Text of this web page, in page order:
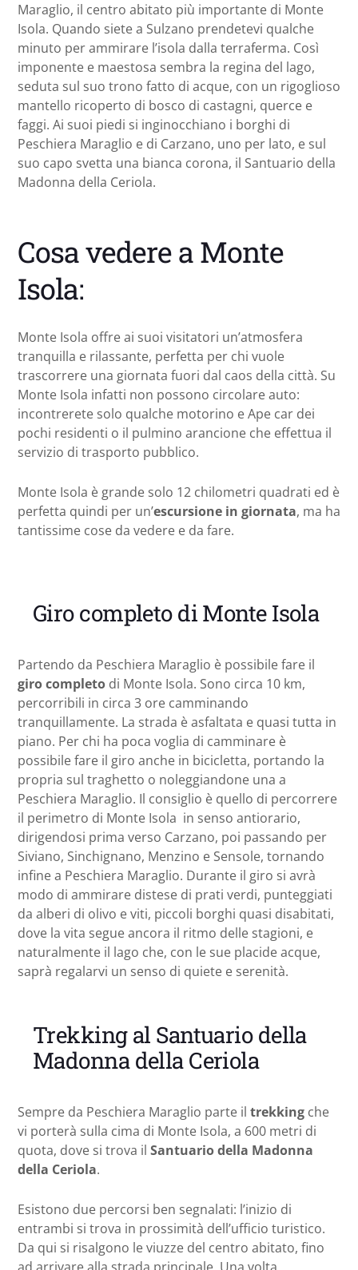
Maraglio, il centro abitato più importante di Monte
Isola. Quando siete a Sulzano prendetevi qualche
minuto per ammirare l’isola dalla terraferma. Così
imponente e maestosa sembra la regina del lago,
seduta sul suo trono fatto di acque, con un rigoglioso
mantello ricoperto di bosco di castagni, querce e
faggi. Ai suoi piedi si inginocchiano i borghi di
Peschiera Maraglio e di Carzano, uno per lato, e sul
suo capo svetta una bianca corona, il Santuario della
Madonna della Ceriola.
Cosa vedere a Monte
Isola:
Monte Isola offre ai suoi visitatori un’atmosfera
tranquilla e rilassante, perfetta per chi vuole
trascorrere una giornata fuori dal caos della città. Su
Monte Isola infatti non possono circolare auto:
incontrerete solo qualche motorino e Ape car dei
pochi residenti o il pulmino arancione che effettua il
servizio di trasporto pubblico.
Monte Isola è grande solo 12 chilometri quadrati ed è
perfetta quindi per un’escursione in giornata, ma ha
tantissime cose da vedere e da fare.
Giro completo di Monte Isola
Partendo da Peschiera Maraglio è possibile fare il
giro completo di Monte Isola. Sono circa 10 km,
percorribili in circa 3 ore camminando
tranquillamente. La strada è asfaltata e quasi tutta in
piano. Per chi ha poca voglia di camminare è
possibile fare il giro anche in bicicletta, portando la
propria sul traghetto o noleggiandone una a
Peschiera Maraglio. Il consiglio è quello di percorrere
il perimetro di Monte Isola in senso antiorario,
dirigendosi prima verso Carzano, poi passando per
Siviano, Sinchignano, Menzino e Sensole, tornando
infine a Peschiera Maraglio. Durante il giro si avrà
modo di ammirare distese di prati verdi, punteggiati
da alberi di olivo e viti, piccoli borghi quasi disabitati,
dove la vita segue ancora il ritmo delle stagioni, e
naturalmente il lago che, con le sue placide acque,
saprà regalarvi un senso di quiete e serenità.
Trekking al Santuario della
Madonna della Ceriola
Sempre da Peschiera Maraglio parte il trekking che
vi porterà sulla cima di Monte Isola, a 600 metri di
quota, dove si trova il Santuario della Madonna
della Ceriola.
Esistono due percorsi ben segnalati: l’inizio di
entrambi si trova in prossimità dell’ufficio turistico.
Da qui si risalgono le viuzze del centro abitato, fino